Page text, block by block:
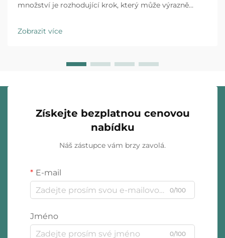
množství je rozhodující krok, který může výrazně
ziskových marží. Ať už uvádíte na trh novou kolekci
šperků nebo rozšiřujete stávající podnik...
Zobrazit více
Získejte bezplatnou cenovou
nabídku
Náš zástupce vám brzy zavolá.
E-mail
0/100
Jméno
0/100